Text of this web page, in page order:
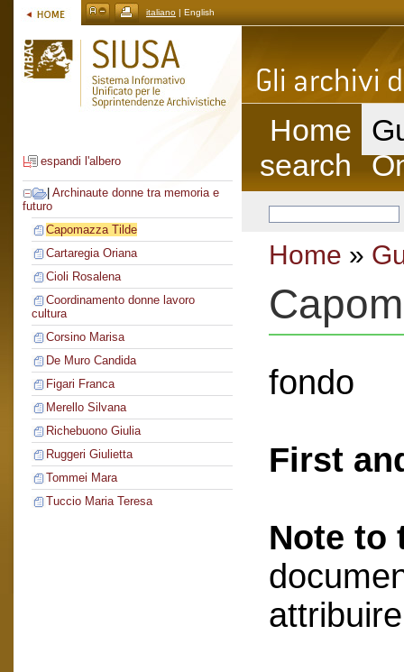
italiano | English
espandi l'albero
Archinaute donne tra memoria e
futuro
Capomazza Tilde
Cartaregia Oriana
Cioli Rosalena
Coordinamento donne lavoro
cultura
Corsino Marisa
De Muro Candida
Figari Franca
Merello Silvana
Richebuono Giulia
Ruggeri Giulietta
Tommei Mara
Tuccio Maria Teresa
Home
search
Home »
fondo
First
Note to